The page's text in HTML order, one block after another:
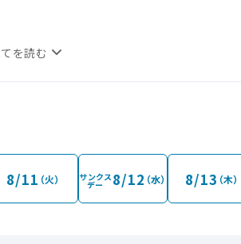
マ」へお越しのお客さま】
隣接する平面駐車場【F】から直接ご入館くだ
けますようお願い申し上げます。
を読む
8/11 （火） サンクス
デー 8/12 （水） 8/13 （木）